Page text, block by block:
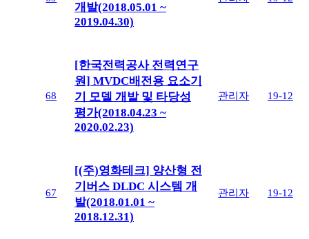
개발(2018.05.01 ~
2019.04.30)
68
[한국전력공사 전력연구
원] MVDC배전용 요소기
기 모델 개발 및 타당성
평가(2018.04.23 ~
2020.02.23)
관리자 19-12
67
[(주)영화테크] 양산형 전
기버스 DLDC 시스템 개
발(2018.01.01 ~
2018.12.31)
관리자 19-12